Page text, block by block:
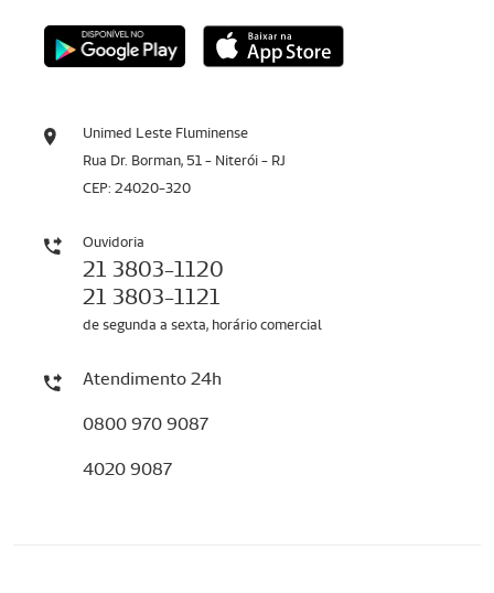
Unimed Leste Fluminense
Rua Dr. Borman, 51 - Niterói - RJ
CEP: 24020-320
Ouvidoria
21 3803-1120
21 3803-1121
de segunda a sexta, horário comercial
Atendimento 24h
0800 970 9087
4020 9087